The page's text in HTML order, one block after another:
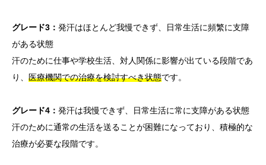
グレード3： 発汗はほとんど我慢できず、日常生活に頻繁に支障
がある状態
汗のために仕事や学校生活、対人関係に影響が出ている段階であ
り、 医療機関での治療を検討すべき状態です。
グレード4： 発汗は我慢できず、日常生活に常に支障がある状態
汗のために通常の生活を送ることが困難になっており、積極的な
治療が必要な段階です。